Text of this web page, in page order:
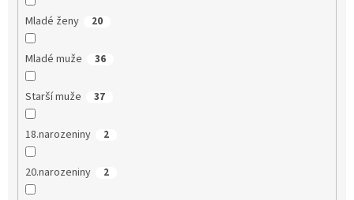
Mladé ženy 20
Mladé muže 36
Starší muže 37
18.narozeniny 2
20.narozeniny 2